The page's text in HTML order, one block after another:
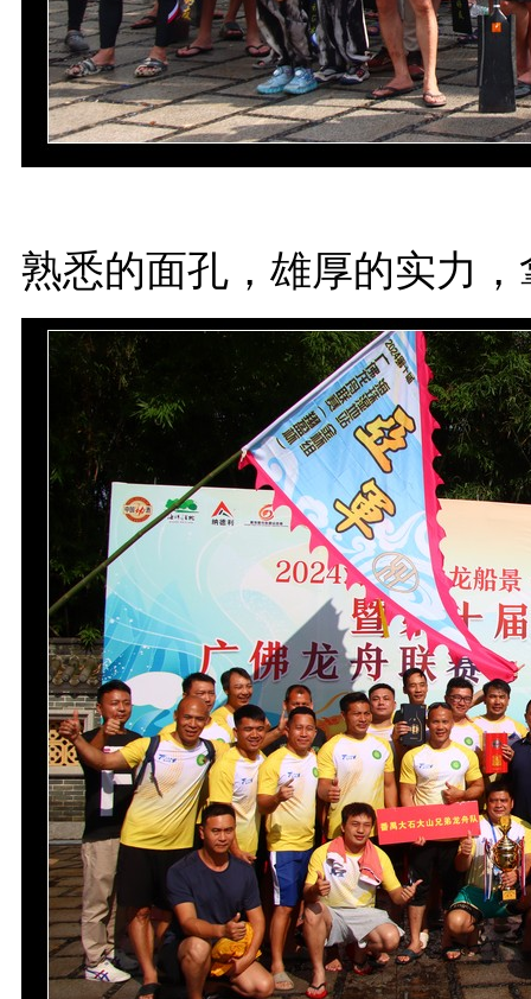
熟悉的面孔，雄厚的实力